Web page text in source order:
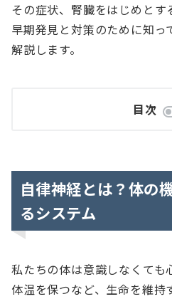
その症状、腎臓をはじめとす
早期発見と対策のために知っ
解説します。
目次
自律神経とは？体の
るシステム
私たちの体は意識しなくても
体温を保つなど、生命を維持